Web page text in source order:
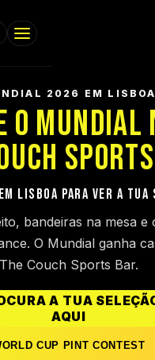
BAR2026 EM LISBOA
O MUNDIAL
LISBOA PARA VER A TUA
bandeiras na mesa
O Mundial ganha
The Couch Sports Bar.
A TUA
AQUI
CUP PINT CONTEST